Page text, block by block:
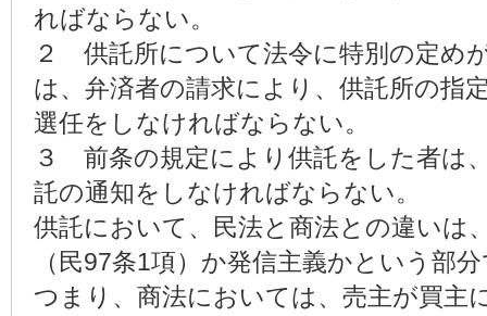
ればならない。
２ 供託所について法令に特別の定め
は、弁済者の請求により、供託所の指
選任をしなければならない。
３ 前条の規定により供託をした者は
託の通知をしなければならない。
供託において、民法と商法との違いは
（民97条1項）か発信主義かという部
つまり、商法においては、売主が買主